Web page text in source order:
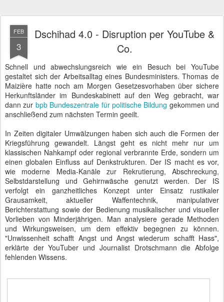
FEB
3
Dschihad 4.0 - Disruption per YouTube &
Co.
Schnell und abwechslungsreich wie ein Besuch bei YouTube
gestaltet sich der Arbeitsalltag eines Bundesministers. Thomas de
Maizière hatte noch am Morgen Gesetzesvorhaben über sichere
Herkunftsländer im Bundeskabinett auf den Weg gebracht, war
dann zur bpb Bundeszentrale für politische Bildung gekommen und
anschließend zum nächsten Termin geeilt.
In Zeiten digitaler Umwälzungen haben sich auch die Formen der
Kriegsführung gewandelt. Längst geht es nicht mehr nur um
klassischen Nahkampf oder regional verbrannte Erde, sondern um
einen globalen Einfluss auf Denkstrukturen. Der IS macht es vor,
wie moderne Media-Kanäle zur Rekrutierung, Abschreckung,
Selbstdarstellung und Gehirnwäsche genutzt werden. Der IS
verfolgt ein ganzheitliches Konzept unter Einsatz rustikaler
Grausamkeit, aktueller Waffentechnik, manipulativer
Berichterstattung sowie der Bedienung musikalischer und visueller
Vorlieben von Minderjährigen. Man analysiere gerade Methoden
und Wirkungsweisen, um dem effektiv begegnen zu können.
"Unwissenheit schafft Angst und Angst wiederum schafft Hass",
erklärte der YouTuber und Journalist Drotschmann die Abfolge
fehlenden Wissens.